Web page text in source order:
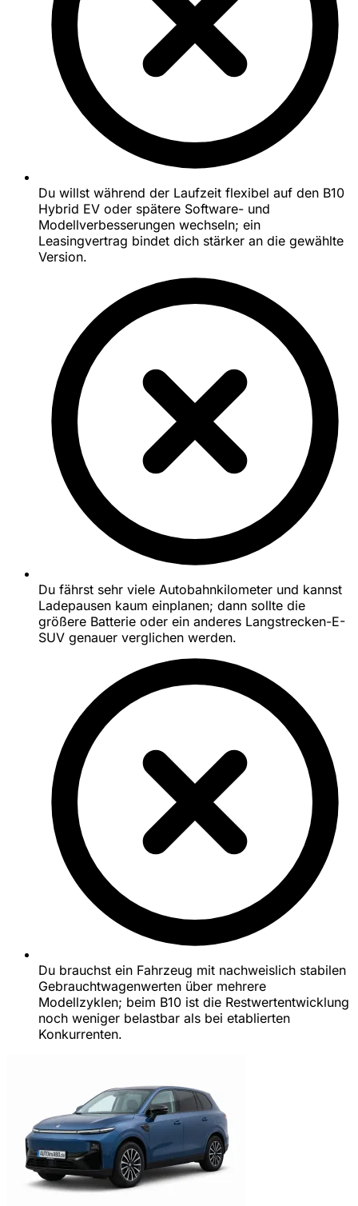
Du willst während der Laufzeit flexibel auf den B10
Hybrid EV oder spätere Software- und
Modellverbesserungen wechseln; ein
Leasingvertrag bindet dich stärker an die gewählte
Version.
Du fährst sehr viele Autobahnkilometer und kannst
Ladepausen kaum einplanen; dann sollte die
größere Batterie oder ein anderes Langstrecken-E-
SUV genauer verglichen werden.
Du brauchst ein Fahrzeug mit nachweislich stabilen
Gebrauchtwagenwerten über mehrere
Modellzyklen; beim B10 ist die Restwertentwicklung
noch weniger belastbar als bei etablierten
Konkurrenten.